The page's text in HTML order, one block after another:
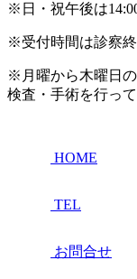
※日・祝午後は
※受付時間は診察
※月曜から木曜日の
検査・手術を行っ
HOME
TEL
お問合せ